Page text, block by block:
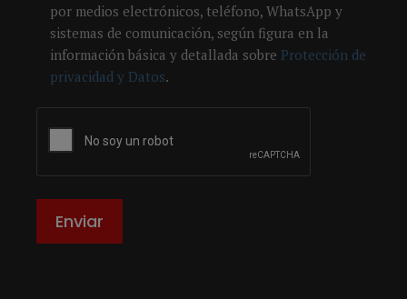
por medios electrónicos, teléfono, WhatsApp y
sistemas de comunicación, según figura en la
información básica y detallada sobre Protección de
privacidad y Datos.